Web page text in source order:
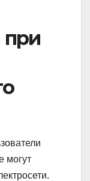
могут